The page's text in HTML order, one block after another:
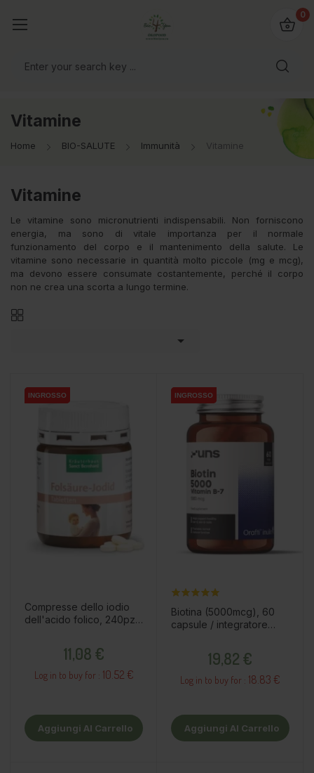
mondo!
0
Vitamine
Home BIO-SALUTE Immunità Vitamine
Vitamine
Le vitamine sono micronutrienti indispensabili. Non forniscono
energia, ma sono di vitale importanza per il normale
funzionamento del corpo e il mantenimento della salute. Le
vitamine sono necessarie in quantità molto piccole (mg e mcg),
ma devono essere consumate costantemente, perché il corpo
non ne crea una scorta a lungo termine.

INGROSSO
INGROSSO
Compresse dello iodio
dell'acido folico, 240pz /
11,08 €
Log in to buy for : 10.52 €
Aggiungi Al Carrello
INGROSSO
INGROSSO
Biotina (5000mcg), 60
capsule / integratore
19,82 €
Log in to buy for : 18.83 €
Aggiungi Al Carrello